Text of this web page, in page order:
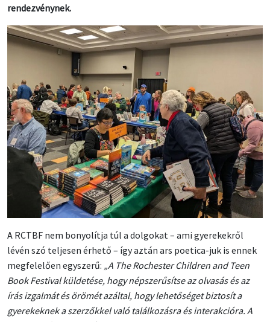
rendezvénynek.
A RCTBF nem bonyolítja túl a dolgokat – ami gyerekekről
lévén szó teljesen érhető – így aztán ars poetica-juk is ennek
megfelelően egyszerű: „A The Rochester Children and Teen
Book Festival küldetése, hogy népszerűsítse az olvasás és az
írás izgalmát és örömét azáltal, hogy lehetőséget biztosít a
gyerekeknek a szerzőkkel való találkozásra és interakcióra. A